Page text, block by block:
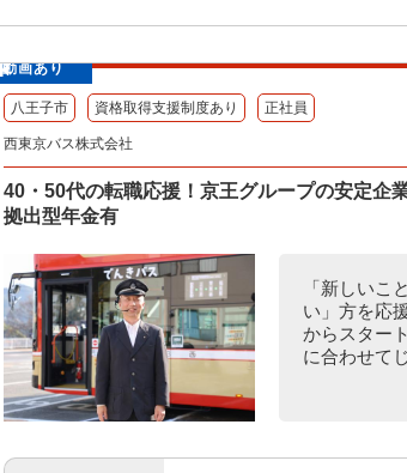
動画あり
八王子市 資格取得支援制度あり 正社員
西東京バス株式会社
40・50代の転職応援！京王グループの安定企
拠出型年金有
「新しいこ
い」方を応
からスター
に合わせて